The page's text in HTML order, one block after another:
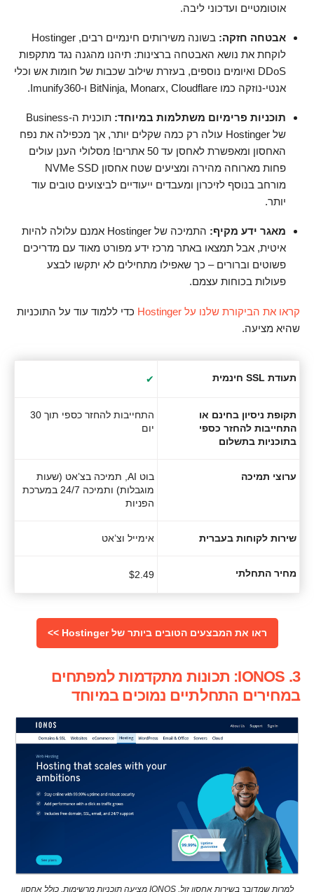
אוטומטיים ועדכוני ליבה.
אבטחה חזקה:
בשונה משירותים חינמיים רבים, Hostinger
לוקחת את נושא האבטחה ברצינות: תיהנו מהגנה נגד מתקפות
DDoS ואיומים נוספים, בעזרת שילוב שכבות של חומות אש וכלי
אנטי-נוזקה כמו BitNinja, Monarx, Cloudflare ו-Imunify360.
תוכניות פרימיום משתלמות במיוחד:
תוכנית ה-Business
של Hostinger עולה רק כמה שקלים יותר, אך מכפילה את נפח
האחסון ומאפשרת לאחסן עד 50 אתרים! מסלולי הענן עולים
פחות מארוחה מהירה ומציעים שטח אחסון NVMe SSD
מורחב בנוסף לזיכרון ומעבדים ייעודיים לביצועים טובים עוד
יותר.
מאגר ידע מקיף:
התמיכה של Hostinger אמנם עלולה להיות
איטית, אבל תמצאו באתר מרכז ידע מפורט מאוד עם מדריכים
פשוטים וברורים – כך שאפילו מתחילים לא יתקשו לבצע
פעולות בכוחות עצמם.
קראו את הביקורת שלנו על Hostinger
כדי ללמוד עוד על התוכניות
שהיא מציעה.
תעודת SSL חינמית ✔
תקופת ניסיון בחינם או
התחייבות להחזר כספי
בתוכניות בתשלום
התחייבות להחזר כספי תוך 30
יום
ערוצי תמיכה
בוט AI, תמיכה בצ’אט (שעות
מוגבלות) ותמיכה 24/7 במערכת
הפניות
שירות לקוחות בעברית אימייל וצ’אט
מחיר התחלתי $2.49
ראו את המבצעים הטובים ביותר של Hostinger >>
3. IONOS: תכונות מתקדמות למפתחים
במחירים התחלתיים נמוכים במיוחד
למרות שמדובר בשירות אחסון זול, IONOS מציעה תוכניות מרשימות, כולל אחסון